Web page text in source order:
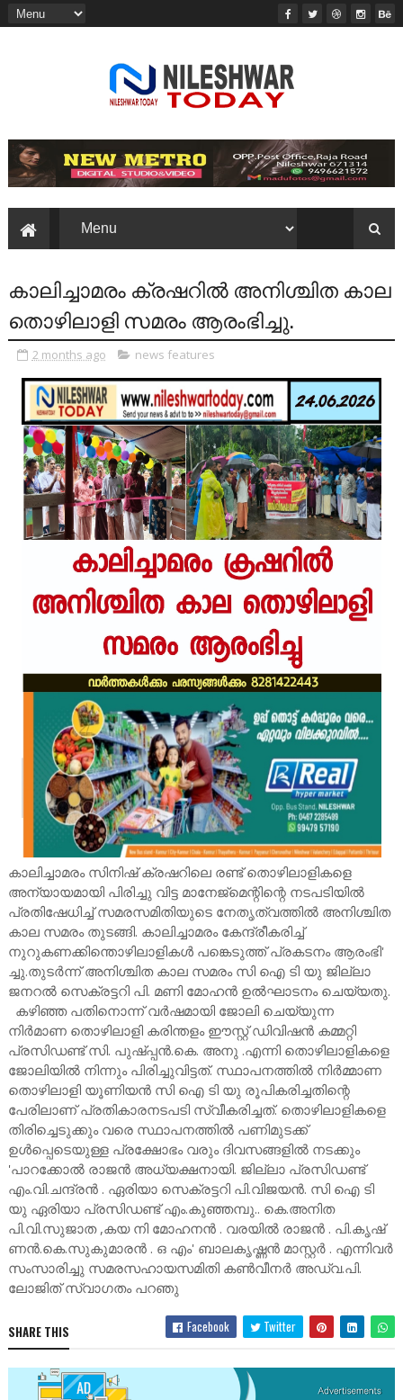
കാലിച്ചാമരം ക്രഷറിൽ അനിശ്ചിത കാല
തൊഴിലാളി സമരം ആരംഭിച്ചു.
2 months ago news features
കാലിച്ചാമരം സിനിഷ് ക്രഷറിലെ രണ്ട് തൊഴിലാളികളെ
അന്യായമായി പിരിച്ചു വിട്ട മാനേജ്മെന്റിന്റെ നടപടിയിൽ
പ്രതിഷേധിച്ച് സമരസമിതിയുടെ നേതൃത്വത്തിൽ അനിശ്ചിത
കാല സമരം തുടങ്ങി. കാലിച്ചാമരം കേന്ദ്രീകരിച്ച്
നുറുകണക്കിന്തൊഴിലാളികൾ പങ്കെടുത്ത് പ്രകടനം ആരംഭി'
ച്ചു.തുടർന്ന് അനിശ്ചിത കാല സമരം സി ഐ ടി യു ജില്ലാ
ജനറൽ സെക്രട്ടറി പി. മണി മോഹൻ ഉൽഘാടനം ചെയ്യതു.
കഴിഞ്ഞ പതിനൊന്ന് വർഷമായി ജോലി ചെയ്യുന്ന
നിർമാണ തൊഴിലാളി കരിന്തളം ഈസ്റ്റ് ഡിവിഷൻ കമ്മറ്റി
പ്രസിഡണ്ട് സി. പുഷ്പ്പൻ.കെ. അനു .എന്നി തൊഴിലാളികളെ
ജോലിയിൽ നിന്നും പിരിച്ചുവിട്ടത്. സ്ഥാപനത്തിൽ നിർമ്മാണ
തൊഴിലാളി യൂണിയൻ സി ഐ ടി യു രൂപികരിച്ചതിന്റെ
പേരിലാണ് പ്രതികാരനടപടി സ്വീകരിച്ചത്. തൊഴിലാളികളെ
തിരിച്ചെടുക്കും വരെ സ്ഥാപനത്തിൽ പണിമുടക്ക്
ഉൾപ്പെടെയുള്ള പ്രക്ഷോഭം വരും ദിവസങ്ങളിൽ നടക്കും
'പാറക്കോൽ രാജൻ അധ്യക്ഷനായി. ജില്ലാ പ്രസിഡണ്ട്
എം.വി.ചന്ദ്രൻ . ഏരിയാ സെക്രട്ടറി പി.വിജയൻ. സി ഐ ടി
യു ഏരിയാ പ്രസിഡണ്ട് എം.കുഞ്ഞമ്പു.. കെ.അനിത
പി.വി.സുജാത ,കയ നി മോഹനൻ . വരയിൽ രാജൻ . പി.കൃഷ്
ണൻ.കെ.സുകുമാരൻ . ഒ എം' ബാലകൃഷ്ണൻ മാസ്റ്റർ . എന്നിവർ
സംസാരിച്ചു സമരസഹായസമിതി കൺവീനർ അഡ്വ.പി.
ലോജിത് സ്വാഗതം പറഞു
SHARE THIS Facebook Twitter